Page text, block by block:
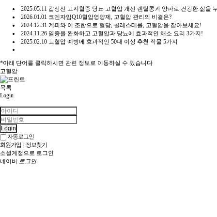
2025.05.11 갑상선 고지혈증 당뇨 고혈압 개선 렌틸콩과 양파로 건강한 삶을
2026.01.01 코엔자임Q10혈압영양제, 고혈압 관리의 비결은?
2024.12.31 계피와 이 조합으로 혈당, 콜레스테롤, 고혈압을 잡아보세요!
2024.11.26 염증을 완화하고 고혈압과 당뇨에 효과적인 채소 요리 3가지!
2025.02.10 고혈압 예방에 효과적인 50대 이상 추천 작물 5가지
*아래 단어를 클릭하시면 관련 정보로 이동하실 수 있습니다
고혈압
목록
Login
Login
자동로그인
회원가입
정보찾기
소셜계정으로 로그인
네이버 로그인